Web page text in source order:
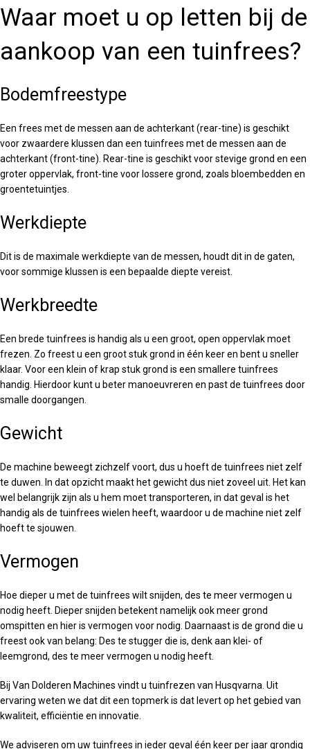
Waar moet u op letten bij de
aankoop van een tuinfrees?
Bodemfreestype
Een frees met de messen aan de achterkant (rear-tine) is geschikt
voor zwaardere klussen dan een tuinfrees met de messen aan de
achterkant (front-tine). Rear-tine is geschikt voor stevige grond en een
groter oppervlak, front-tine voor lossere grond, zoals bloembedden en
groentetuintjes.
Werkdiepte
Dit is de maximale werkdiepte van de messen, houdt dit in de gaten,
voor sommige klussen is een bepaalde diepte vereist.
Werkbreedte
Een brede tuinfrees is handig als u een groot, open oppervlak moet
frezen. Zo freest u een groot stuk grond in één keer en bent u sneller
klaar. Voor een klein of krap stuk grond is een smallere tuinfrees
handig. Hierdoor kunt u beter manoeuvreren en past de tuinfrees door
smalle doorgangen.
Gewicht
De machine beweegt zichzelf voort, dus u hoeft de tuinfrees niet zelf
te duwen. In dat opzicht maakt het gewicht dus niet zoveel uit. Het kan
wel belangrijk zijn als u hem moet transporteren, in dat geval is het
handig als de tuinfrees wielen heeft, waardoor u de machine niet zelf
hoeft te sjouwen.
Vermogen
Hoe dieper u met de tuinfrees wilt snijden, des te meer vermogen u
nodig heeft. Dieper snijden betekent namelijk ook meer grond
omspitten en hier is vermogen voor nodig. Daarnaast is de grond die u
freest ook van belang: Des te stugger die is, denk aan klei- of
leemgrond, des te meer vermogen u nodig heeft.
Bij Van Dolderen Machines vindt u tuinfrezen van Husqvarna. Uit
ervaring weten we dat dit een topmerk is dat levert op het gebied van
kwaliteit, efficiëntie en innovatie.
We adviseren om uw tuinfrees in ieder geval één keer per jaar grondig